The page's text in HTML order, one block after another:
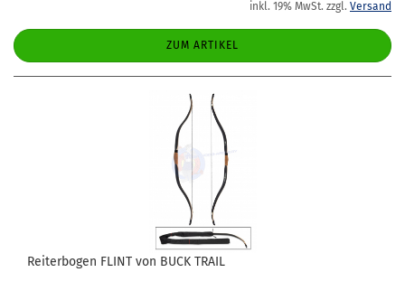
inkl. 19% MwSt. zzgl. Versand
ZUM ARTIKEL
Rei­ter­bo­gen FLINT von BUCK TRAIL